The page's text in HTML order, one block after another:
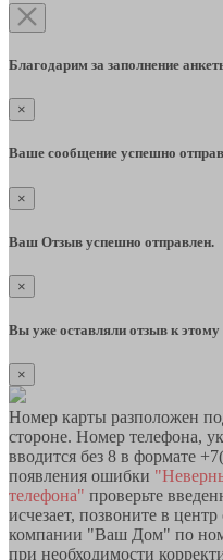
Благодарим за заполнение
×
Ваше сообщение успешно
×
Ваш Отзыв успешно отправлен.
×
Вы уже оставляли отзыв к этому
×
Номер карты разположен
стороне. Номер телефона,
вводится без 8 в формате
появления ошибки
телефона" проверьте
исчезает, позвоните в
компании "Ваш Дом" по
при необходимости